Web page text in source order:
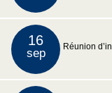
16
sep Réunion